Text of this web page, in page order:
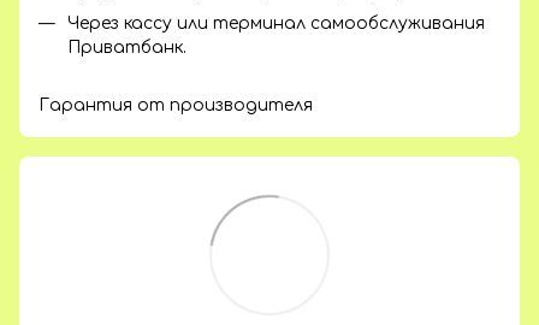
Через кассу или терминал самообслуживания
Приватбанк.
Гарантия от производителя